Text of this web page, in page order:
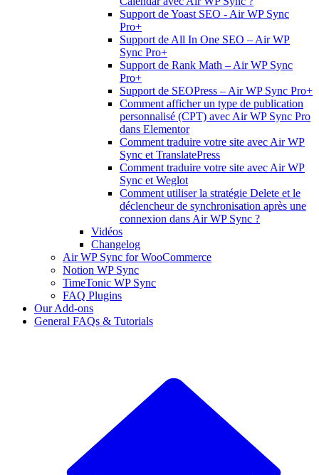
Support de Yoast SEO - Air WP Sync
Pro+
Support de All In One SEO – Air WP
Sync Pro+
Support de Rank Math – Air WP Sync
Pro+
Support de SEOPress – Air WP Sync Pro+
Comment afficher un type de publication
personnalisé (CPT) avec Air WP Sync Pro
dans Elementor
Comment traduire votre site avec Air WP
Sync et TranslatePress
Comment traduire votre site avec Air WP
Sync et Weglot
Comment utiliser la stratégie Delete et le
déclencheur de synchronisation après une
connexion dans Air WP Sync ?
Vidéos
Changelog
Air WP Sync for WooCommerce
Notion WP Sync
TimeTonic WP Sync
FAQ Plugins
Our Add-ons
General FAQs & Tutorials